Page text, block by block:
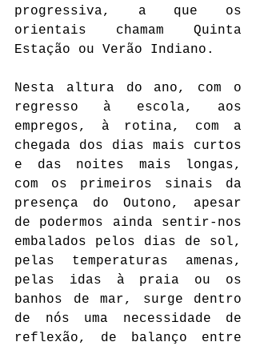
progressiva, a que os
orientais chamam Quinta
Estação ou Verão Indiano.
Nesta altura do ano, com o
regresso à escola, aos
empregos, à rotina, com a
chegada dos dias mais curtos
e das noites mais longas,
com os primeiros sinais da
presença do Outono, apesar
de podermos ainda sentir-nos
embalados pelos dias de sol,
pelas temperaturas amenas,
pelas idas à praia ou os
banhos de mar, surge dentro
de nós uma necessidade de
reflexão, de balanço entre